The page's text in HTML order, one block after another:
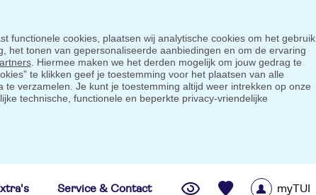
functionele cookies, plaatsen wij analytische cookies om het gebruik
het tonen van gepersonaliseerde aanbiedingen en om de ervaring
. Hiermee maken we het derden mogelijk om jouw gedrag te
te klikken geef je toestemming voor het plaatsen van alle
verzamelen. Je kunt je toestemming altijd weer intrekken op onze
technische, functionele en beperkte privacy-vriendelijke
Service & Contact myTUI